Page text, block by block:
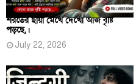
শরতের ছায়া মেখে দেখো আজ বৃষ্টি
পড়ছে,।
July 22, 2026